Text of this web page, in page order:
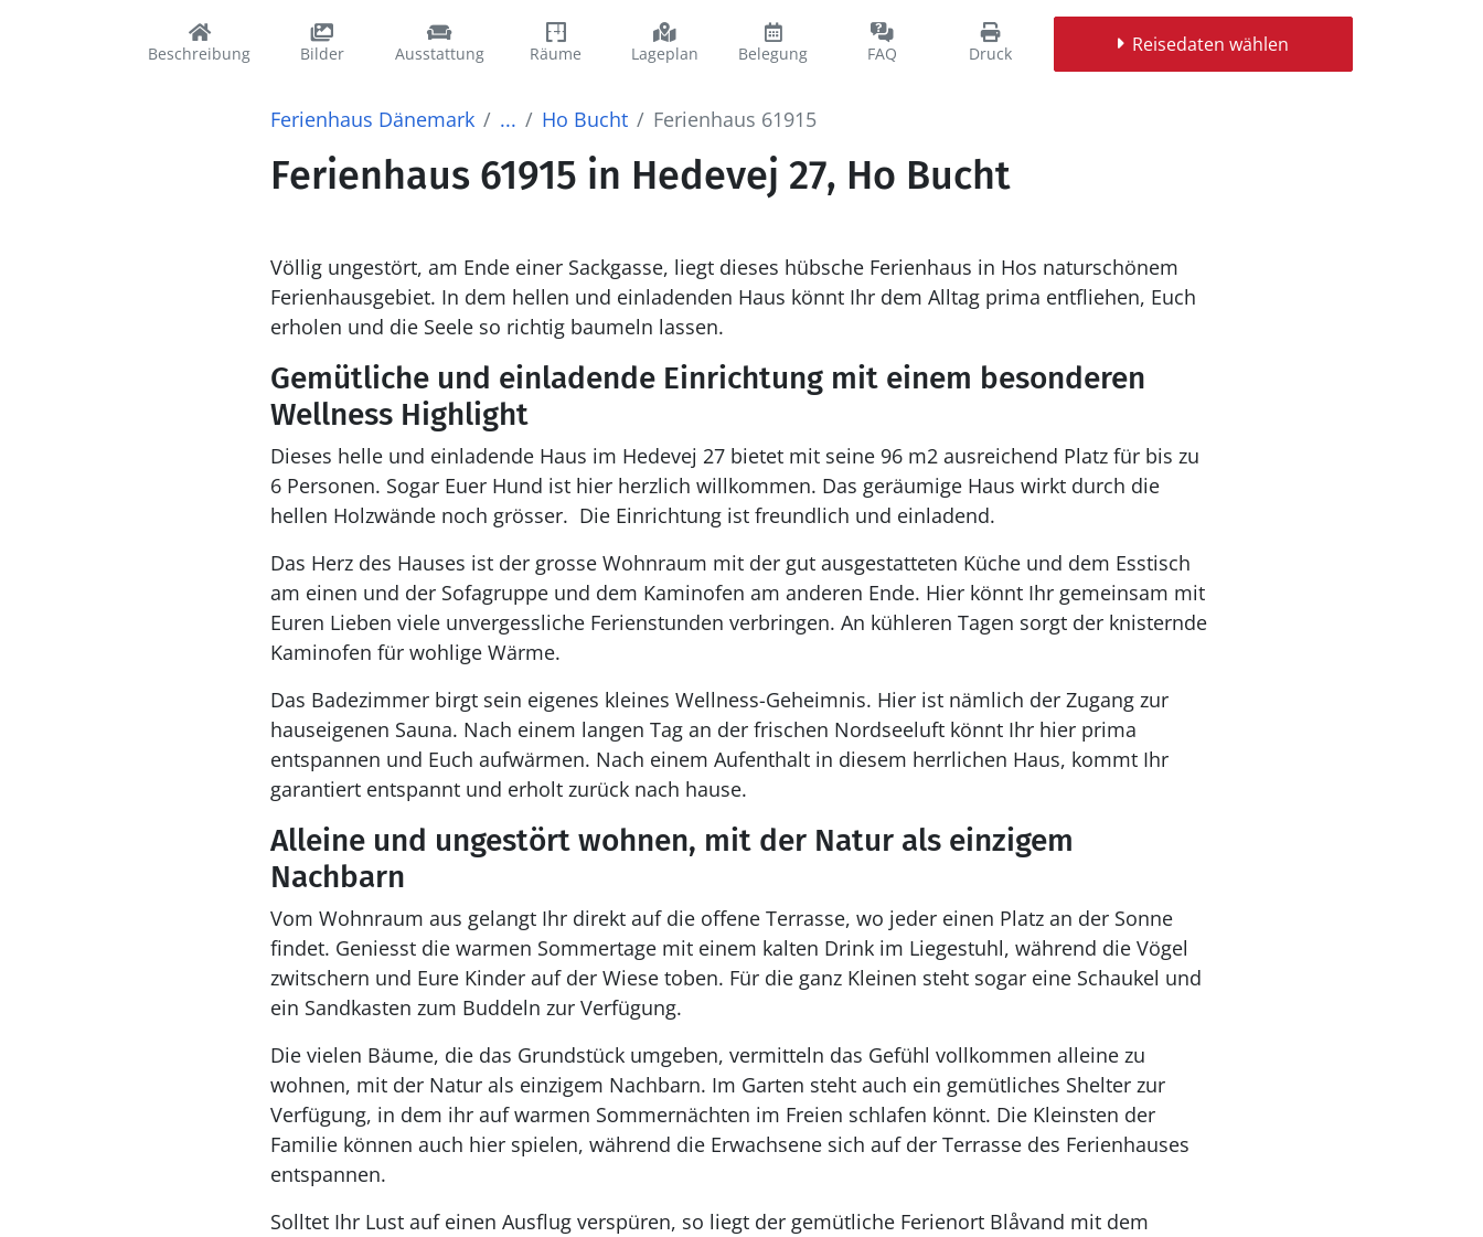
Beschreibung Bilder Ausstattung Räume Lageplan Belegung FAQ Druck Reisedaten wählen
Ferienhaus Dänemark ... Ho Bucht Ferienhaus 61915
Ferienhaus 61915 in Hedevej 27, Ho Bucht
Völlig ungestört, am Ende einer Sackgasse, liegt dieses hübsche Ferienhaus in Hos naturschönem
Ferienhausgebiet. In dem hellen und einladenden Haus könnt Ihr dem Alltag prima entfliehen, Euch
erholen und die Seele so richtig baumeln lassen.
Gemütliche und einladende Einrichtung mit einem besonderen
Wellness Highlight
Dieses helle und einladende Haus im Hedevej 27 bietet mit seine 96 m2 ausreichend Platz für bis zu
6 Personen. Sogar Euer Hund ist hier herzlich willkommen. Das geräumige Haus wirkt durch die
hellen Holzwände noch grösser. Die Einrichtung ist freundlich und einladend.
Das Herz des Hauses ist der grosse Wohnraum mit der gut ausgestatteten Küche und dem Esstisch
am einen und der Sofagruppe und dem Kaminofen am anderen Ende. Hier könnt Ihr gemeinsam mit
Euren Lieben viele unvergessliche Ferienstunden verbringen. An kühleren Tagen sorgt der knisternde
Kaminofen für wohlige Wärme.
Das Badezimmer birgt sein eigenes kleines Wellness-Geheimnis. Hier ist nämlich der Zugang zur
hauseigenen Sauna. Nach einem langen Tag an der frischen Nordseeluft könnt Ihr hier prima
entspannen und Euch aufwärmen. Nach einem Aufenthalt in diesem herrlichen Haus, kommt Ihr
garantiert entspannt und erholt zurück nach hause.
Alleine und ungestört wohnen, mit der Natur als einzigem
Nachbarn
Vom Wohnraum aus gelangt Ihr direkt auf die offene Terrasse, wo jeder einen Platz an der Sonne
findet. Geniesst die warmen Sommertage mit einem kalten Drink im Liegestuhl, während die Vögel
zwitschern und Eure Kinder auf der Wiese toben. Für die ganz Kleinen steht sogar eine Schaukel und
ein Sandkasten zum Buddeln zur Verfügung.
Die vielen Bäume, die das Grundstück umgeben, vermitteln das Gefühl vollkommen alleine zu
wohnen, mit der Natur als einzigem Nachbarn. Im Garten steht auch ein gemütliches Shelter zur
Verfügung, in dem ihr auf warmen Sommernächten im Freien schlafen könnt. Die Kleinsten der
Familie können auch hier spielen, während die Erwachsene sich auf der Terrasse des Ferienhauses
entspannen.
Solltet Ihr Lust auf einen Ausflug verspüren, so liegt der gemütliche Ferienort Blåvand mit dem